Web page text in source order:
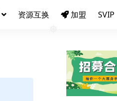
资源互换 加盟 SVIP